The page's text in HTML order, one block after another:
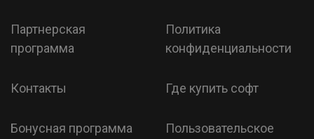
Партнерская
программа
Политика
конфиденциальности
Контакты Где купить софт
Бонусная программа
Пользовательское